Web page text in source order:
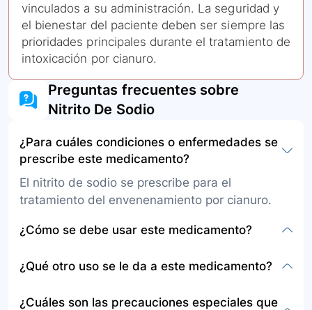
vinculados a su administración. La seguridad y
el bienestar del paciente deben ser siempre las
prioridades principales durante el tratamiento de
intoxicación por cianuro.
Preguntas frecuentes sobre
Nitrito De Sodio
¿Para cuáles condiciones o enfermedades se
prescribe este medicamento?
El nitrito de sodio se prescribe para el
tratamiento del envenenamiento por cianuro.
¿Cómo se debe usar este medicamento?
inyectable para administrar por una vena (vía
posible luego de la exposición a cianuro y debe
¿Qué otro uso se le da a este medicamento?
¿Cuáles son las precauciones especiales que